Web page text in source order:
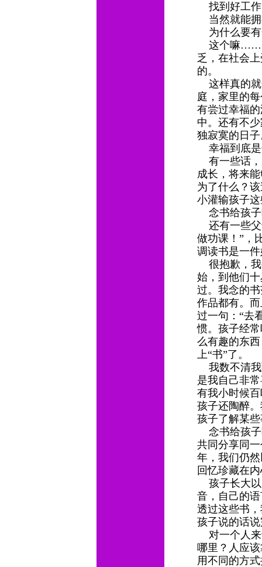
找到好工
当然就能拥
为什么要有
这个嘛……
乏，在社会
的。
这样真的就
庭，家里的
有尝过幸福
中。还有不
独寂寞的日
幸福到底
有一些话，
成长，将来
为了什么？
小灌输孩子
念书给孩子
还有一些父
做功课！”，
调读书是一
很抱歉，我
始，到他们
过。我念的
作品都有。
过一句：“去
惯。孩子经
么有趣的东
上“书”了。
我数不清我
是我自己非
有我小时候
孩子还陶醉
孩子了解某
念书给孩子
共同分享同
年，我们仍
回忆珍藏在
孩子长大以
音，自己的
透过这些书
孩子说的话
对一个人来
哪里？人应
用不同的方